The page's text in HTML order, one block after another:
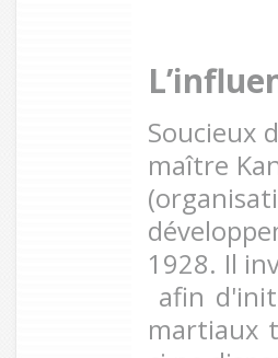
Soucieux
maître
1928. Il
afin
martiaux